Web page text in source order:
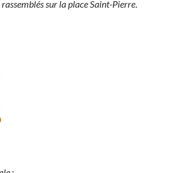
sur la place Saint-Pierre.